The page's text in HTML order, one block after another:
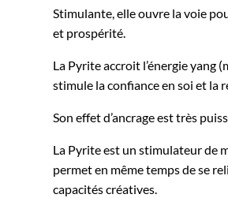
Stimulante, elle ouvre la voie
et prospérité.
La Pyrite accroit l’énergie yang
stimule la confiance en soi et la
Son effet d’ancrage est très
La Pyrite est un stimulateur de
permet en même temps de se
capacités créatives.